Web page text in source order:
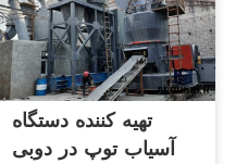
تهیه کننده دستگاه
آسیاب توپ در دوبی